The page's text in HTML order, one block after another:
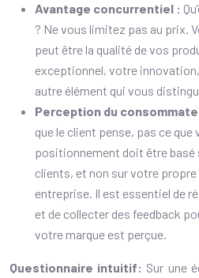
Avantage concurrentiel :
? Ne vous limitez pas au prix.
peut être la qualité de vos
exceptionnel, votre
autre élément qui vous
Perception du
que le client pense, pas ce
positionnement doit être basé
clients, et non sur votre
entreprise. Il est essentiel de
et de collecter des feedback
votre marque est perçue.
Questionnaire intuitif: Sur une